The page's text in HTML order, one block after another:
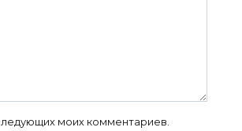
моих комментариев.